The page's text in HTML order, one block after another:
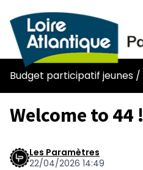
Budget participatif jeunes /
Welcome to 44 !
Les Paramètres
22/04/2026 14:49